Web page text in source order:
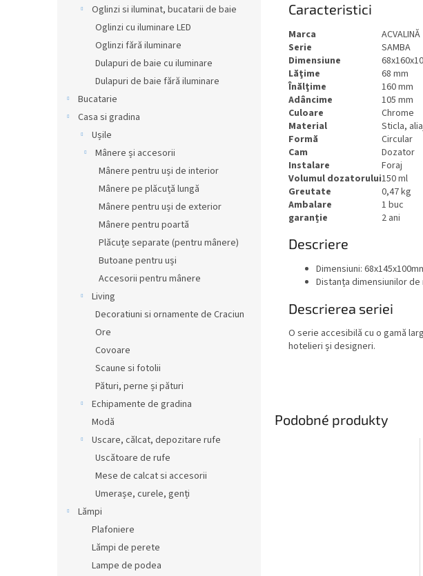
Oglinzi si iluminat, bucatarii de baie
Oglinzi cu iluminare LED
Oglinzi fără iluminare
Dulapuri de baie cu iluminare
Dulapuri de baie fără iluminare
Bucatarie
Casa si gradina
Ușile
Mânere și accesorii
Mânere pentru uși de interior
Mânere pe plăcuță lungă
Mânere pentru uși de exterior
Mânere pentru poartă
Plăcuțe separate (pentru mânere)
Butoane pentru uși
Accesorii pentru mânere
Living
Decoratiuni si ornamente de Craciun
Ore
Covoare
Scaune si fotolii
Pături, perne și pături
Echipamente de gradina
Modă
Uscare, călcat, depozitare rufe
Uscătoare de rufe
Mese de calcat si accesorii
Umerașe, curele, genți
Lămpi
Plafoniere
Lămpi de perete
Lampe de podea
Caracteristici
Marca
ACVALINĂ
Serie
SAMBA
Dimensiune
Lăţime
68 mm
Înălţime
160 mm
Adâncime
105 mm
Culoare
Chrome
Material
Sticla,
Formă
Circular
Cam
Dozator
Instalare
Foraj
Volumul dozatorului150 ml
Greutate
0,47 kg
Ambalare
1 buc
garanție
2 ani
Descriere
Dimensiuni:
Distanța dimensiunilor
Descrierea seriei
O serie accesibilă cu o gamă
hotelieri și designeri.
Podobné produkty